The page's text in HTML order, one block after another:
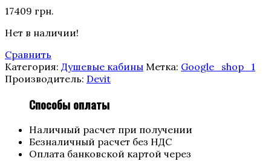
17409 грн.
Нет в наличии!
Сравнить
Категория: Душевые кабины Метка: Google_shop_1
Производитель: Devit
Способы оплаты
Наличный расчет при получении
Безналичный расчет без НДС
Оплата банковской картой через